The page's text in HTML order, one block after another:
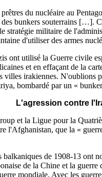
du nucléaire au
bunkers souterrains […].
stratégie militaire de
d'utiliser des armes
ont utilisé la Guerre civile
et en effaçant de la
irakiennes. N'oublions
bombardé par un «
L'agression contre
et la Ligue pour la
l'Afghanistan, que la «
balkaniques de 1908-13 ont
de la Chine et la
mondiale. Avec les